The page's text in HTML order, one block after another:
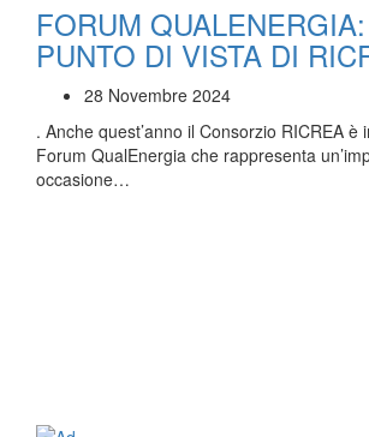
FORUM
PUNTO DI VISTA DI
28 Novembre 2024
. Anche quest’anno il Consorzio RICREA è
Forum QualEnergia che rappresenta
occasione…